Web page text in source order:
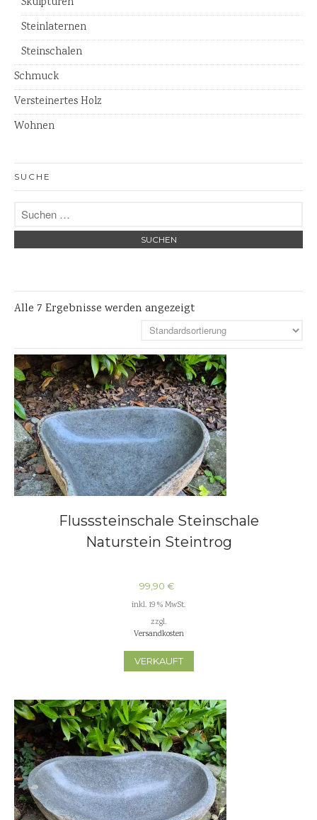
Pflanzschalen
Steinschalen
Steinlaternen
Steinschalen
Schmuck
Versteinertes Holz
Wohnen
SUCHE
Alle 7 Ergebnisse werden angezeigt
Flusssteinschale Steinschale
Naturstein Steintrog
99,90 €
inkl. 19 % MwSt.
zzgl.
Versandkosten
VERKAUFT